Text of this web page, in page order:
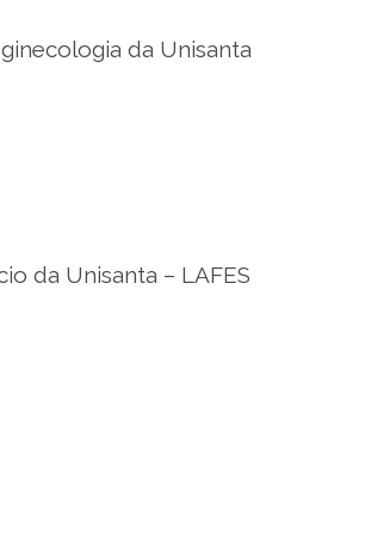
da Unisanta
da Unisanta – LAFES